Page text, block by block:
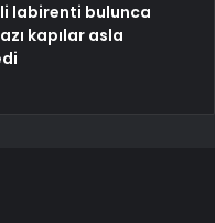
labirenti bulunca
kapılar asla